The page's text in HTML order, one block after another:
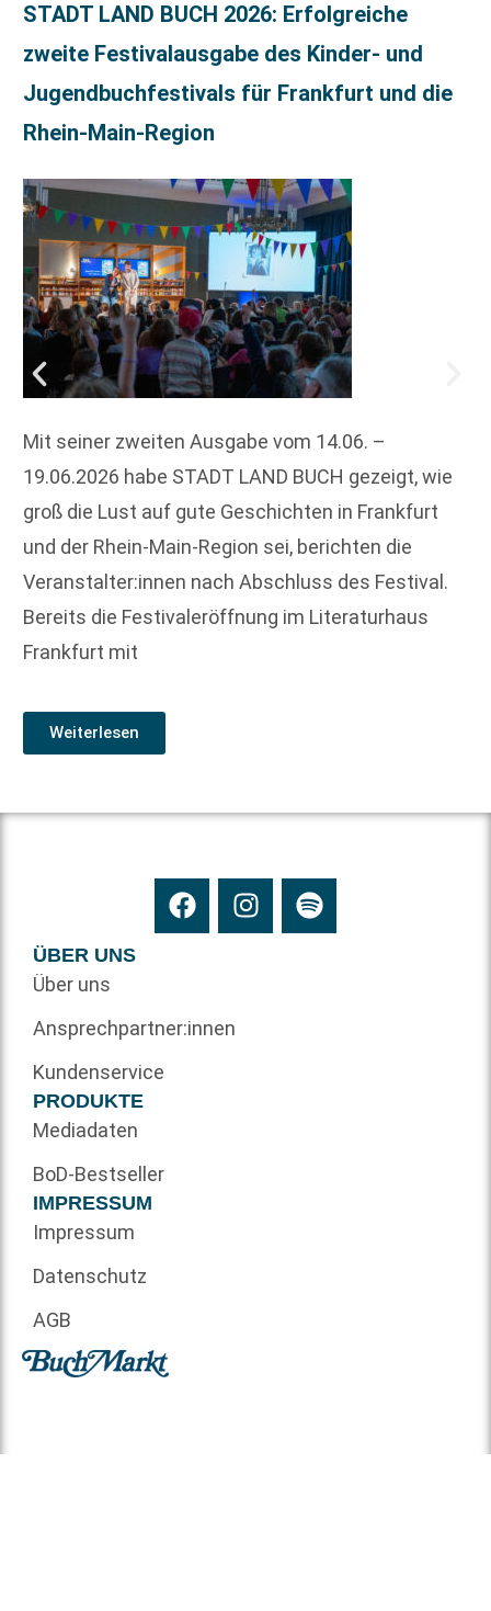
STADT LAND BUCH 2026: Erfolgreiche
zweite Festivalausgabe des Kinder- und
Jugendbuchfestivals für Frankfurt und die
Rhein-Main-Region
Mit seiner zweiten Ausgabe vom 14.06. –
19.06.2026 habe STADT LAND BUCH gezeigt, wie
groß die Lust auf gute Geschichten in Frankfurt
und der Rhein-Main-Region sei, berichten die
Veranstalter:innen nach Abschluss des Festival.
Bereits die Festivaleröffnung im Literaturhaus
Frankfurt mit
Weiterlesen
ÜBER UNS
Über uns
Ansprechpartner:innen
Kundenservice
PRODUKTE
Mediadaten
BoD-Bestseller
IMPRESSUM
Impressum
Datenschutz
AGB